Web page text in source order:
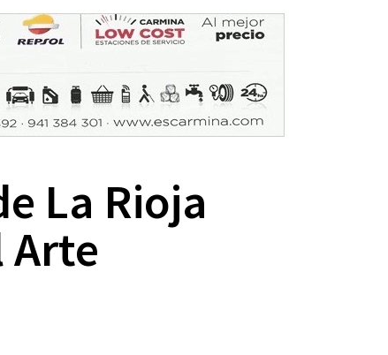
La Rioja
Arte